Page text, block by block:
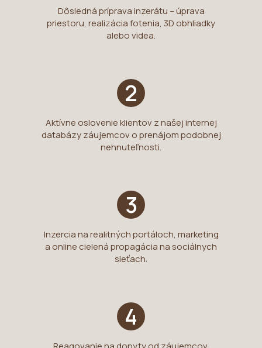
Dôsledná príprava inzerátu – úprava
priestoru, realizácia fotenia, 3D obhliadky
alebo videa.
2
Aktívne oslovenie klientov z našej internej
databázy záujemcov o prenájom podobnej
nehnuteľnosti.
3
Inzercia na realitných portáloch, marketing
a online cielená propagácia na sociálnych
sieťach.
4